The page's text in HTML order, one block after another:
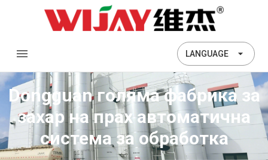
LANGUAGE
Dongguan голяма фабрика за
захар на прах автоматична
система за обработка